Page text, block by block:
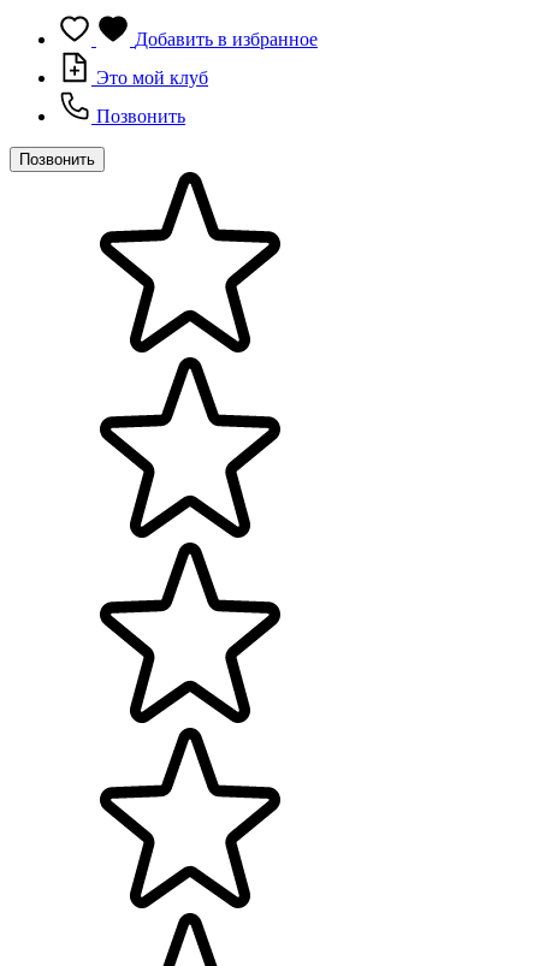
Добавить в избранное
Это мой клуб
Позвонить
Позвонить